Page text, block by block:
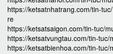
https://ketsatnhatrang.com/tin-
re
https://ketsatsaigon.com/tin-tuc/
https://ketsatvungtau.com/tin-
https://ketsatbienhoa.com/tin-